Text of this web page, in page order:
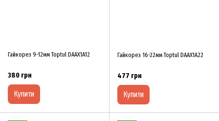
Гайкорез 9-12мм Toptul DAAX1A12
380 грн
Купити
Гайкорез 16-22мм Toptul DAAX1A22
477 грн
Купити